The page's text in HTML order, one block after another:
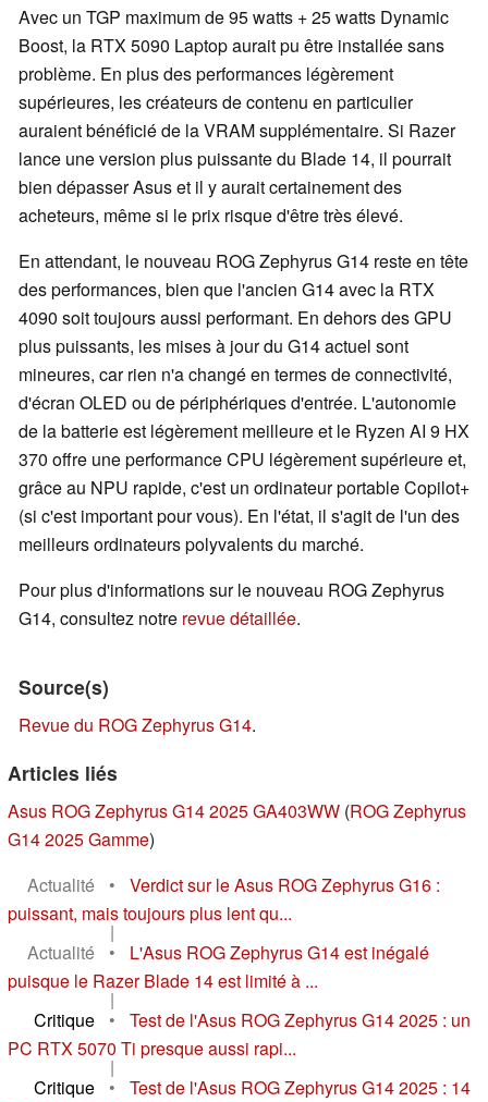
Avec un TGP maximum de 95 watts + 25 watts Dynamic
Boost, la RTX 5090 Laptop aurait pu être installée sans
problème. En plus des performances légèrement
supérieures, les créateurs de contenu en particulier
auraient bénéficié de la VRAM supplémentaire. Si Razer
lance une version plus puissante du Blade 14, il pourrait
bien dépasser Asus et il y aurait certainement des
acheteurs, même si le prix risque d'être très élevé.
En attendant, le nouveau ROG Zephyrus G14 reste en tête
des performances, bien que l'ancien G14 avec la RTX
4090 soit toujours aussi performant. En dehors des GPU
plus puissants, les mises à jour du G14 actuel sont
mineures, car rien n'a changé en termes de connectivité,
d'écran OLED ou de périphériques d'entrée. L'autonomie
de la batterie est légèrement meilleure et le Ryzen AI 9 HX
370 offre une performance CPU légèrement supérieure et,
grâce au NPU rapide, c'est un ordinateur portable Copilot+
(si c'est important pour vous). En l'état, il s'agit de l'un des
meilleurs ordinateurs polyvalents du marché.
Pour plus d'informations sur le nouveau ROG Zephyrus
G14, consultez notre revue détaillée.
Source(s)
Revue du ROG Zephyrus G14.
Articles liés
Asus ROG Zephyrus G14 2025 GA403WW (ROG Zephyrus
G14 2025 Gamme)
Actualité
•
Verdict sur le Asus ROG Zephyrus G16 :
puissant, mais toujours plus lent qu...
|
Actualité
•
L'Asus ROG Zephyrus G14 est inégalé
puisque le Razer Blade 14 est limité à ...
|
Critique
•
Test de l'Asus ROG Zephyrus G14 2025 : un
PC RTX 5070 Ti presque aussi rapi...
|
Critique
•
Test de l'Asus ROG Zephyrus G14 2025 : 14